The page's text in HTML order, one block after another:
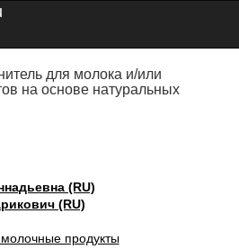
для молока и/или
на основе натуральных
(RU)
(RU)
продукты